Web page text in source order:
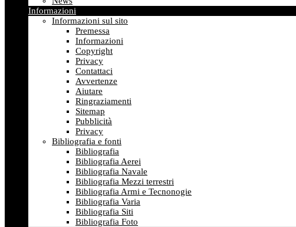
Informazioni
Informazioni sul sito
Premessa
Informazioni
Copyright
Privacy
Contattaci
Avvertenze
Aiutare
Ringraziamenti
Sitemap
Pubblicità
Privacy
Bibliografia e fonti
Bibliografia
Bibliografia Aerei
Bibliografia Navale
Bibliografia Mezzi terrestri
Bibliografia Armi e Tecnonogie
Bibliografia Varia
Bibliografia Siti
Bibliografia Foto